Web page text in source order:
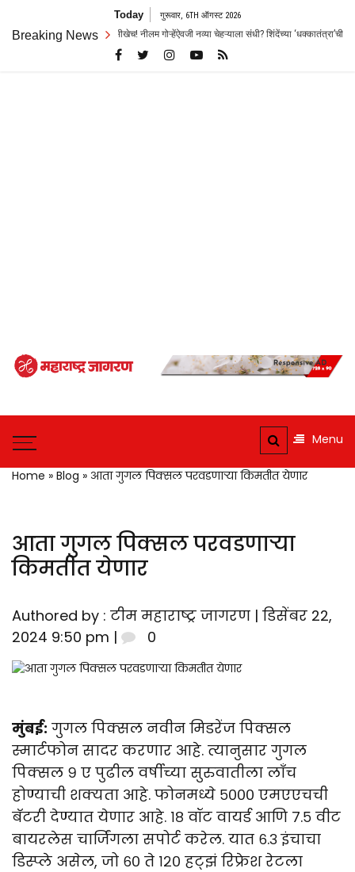
content
Today गुरूवार, 6TH ऑगस्ट 2026
Breaking News
जोरदार रस्सीखेच! नीलम गोऱ्हेंऐवजी नव्या चेहऱ्याला संधी? शिंदेंच्या ‘धक्कातंत्रा’ची चर्चा
Maharashtra
Trusted
Marathi
Updates
Trusted
Companion for the
Menu
Home » Blog » आता गुगल पिक्सल परवडणाऱ्या किमतीत येणार
आता गुगल पिक्सल परवडणाऱ्या
किमतीत येणार
Authored by : टीम महाराष्ट्र जागरण | डिसेंबर 22,
2024 9:50 pm |
0
मुंबई: गुगल पिक्सल नवीन मिडरेंज पिक्सल
स्मार्टफोन सादर करणार आहे. त्यानुसार गुगल
पिक्सल ९ ए पुढील वर्षीच्या सुरुवातीला लाँच
होण्याची शक्यता आहे. फोनमध्ये ५००० एमएएचची
बॅटरी देण्यात येणार आहे. १८ वॉट वायर्ड आणि ७.५ वीट
बायरलेस चार्जिंगला सपोर्ट करेल. यात ६.३ इंचाचा
डिस्प्ले असेल, जो ६० ते १२० हट्झं रिफ्रेश रेटला